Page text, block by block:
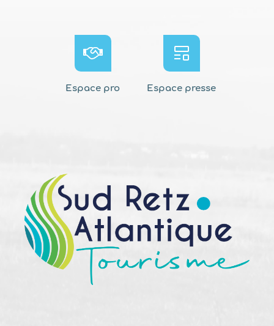
Espace pro Espace presse